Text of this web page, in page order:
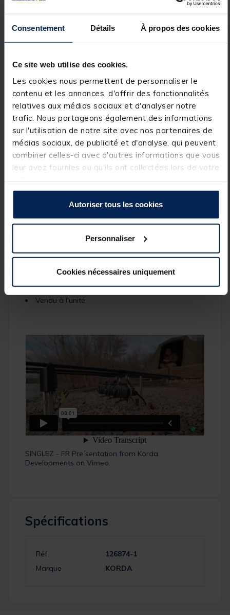
Consentement Détails À propos des cookies
Ce site web utilise des cookies.
Les cookies nous permettent de personnaliser le
contenu et les annonces, d'offrir des fonctionnalités
relatives aux médias sociaux et d'analyser notre
trafic. Nous partageons également des informations
sur l'utilisation de notre site avec nos partenaires de
médias sociaux, de publicité et d'analyse, qui peuvent
combiner celles-ci avec d'autres informations que vous
leur avez fournies ou qu'ils ont collectées lors de votre
Autoriser tous les cookies
Personnaliser
Cookies nécessaires uniquement
canal ou depuis un ponton sur un étang privé, ce
support de canneest à l'aise partout. Chaque
est achetable séparément. De ce
fait, vous pouvez confectionner vous-même le
support qui vous correspond.
entièrement fabriqué en Angleterre par la société
JAG.
barres korda singlez upright
singlez rod buzz bar(vendu séparément).
Servant à régler la hauteur des cannes, ces tiges en
acier inoxydable sont munies d'un système de
verrouillage type quart de tour qui maintient
fermement les cannes dans la position choisie.
Afin de répondre aux exigences et aux contraintes
de chacun, lessinglez uprightdekordasont
déclinées dans trois longueurs différentes qu'il est
possible d'acheter séparément.
Version 6.5" : 15,3 cm
Caractéristiques:
Version 6.5" (15.3 cm)
Vendu à l'unité
SINGLEZ - FR Pre´sentation from Korda
Developments on Vimeo.
Spécifications
Réf.
126874-1
Marque
KORDA